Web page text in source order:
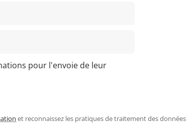
pour l'envoie de leur
et reconnaissez les pratiques de traitement des données